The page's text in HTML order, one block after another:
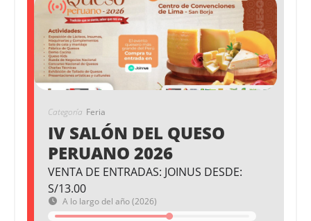
Categoría Feria
IV SALÓN DEL QUESO
PERUANO 2026
VENTA DE ENTRADAS: JOINUS DESDE:
S/13.00
A lo largo del año (2026)